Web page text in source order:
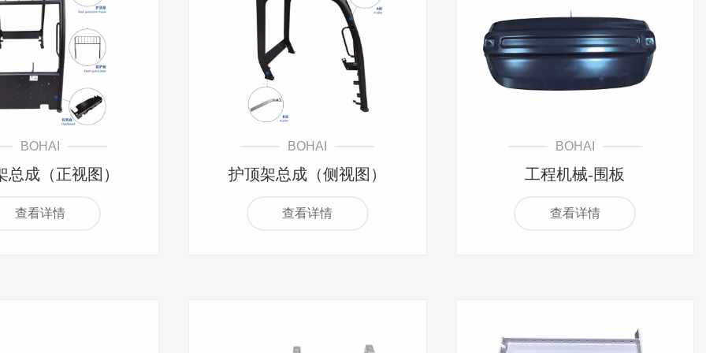
BOHAI
总成（正视图）
查看详情
BOHAI
护顶架总成（侧视图）
查看详情
BOHAI
工程机械-围板
查看详情